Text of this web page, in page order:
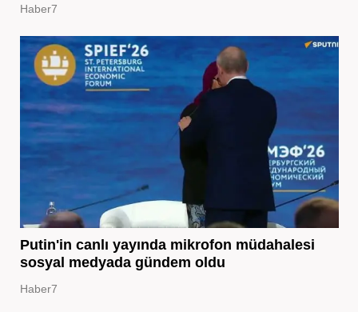
Haber7
Putin'in canlı yayında mikrofon müdahalesi
sosyal medyada gündem oldu
Haber7